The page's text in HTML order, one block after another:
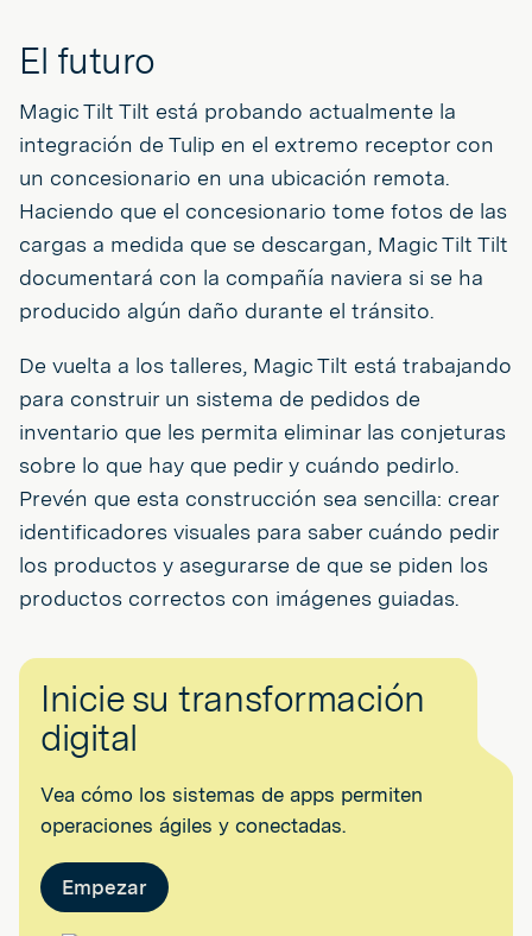
El futuro
Magic Tilt Tilt está probando actualmente la
integración de Tulip en el extremo receptor con
un concesionario en una ubicación remota.
Haciendo que el concesionario tome fotos de las
cargas a medida que se descargan, Magic Tilt Tilt
documentará con la compañía naviera si se ha
producido algún daño durante el tránsito.
De vuelta a los talleres, Magic Tilt está trabajando
para construir un sistema de pedidos de
inventario que les permita eliminar las conjeturas
sobre lo que hay que pedir y cuándo pedirlo.
Prevén que esta construcción sea sencilla: crear
identificadores visuales para saber cuándo pedir
los productos y asegurarse de que se piden los
productos correctos con imágenes guiadas.
Inicie su transformación
digital
Vea cómo los sistemas de apps permiten
operaciones ágiles y conectadas.
Empezar